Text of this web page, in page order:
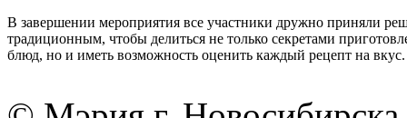
В завершении мероприятия все участники дружно приняли
традиционным, чтобы делиться не только секретами
блюд, но и иметь возможность оценить каждый рецепт на вкус.